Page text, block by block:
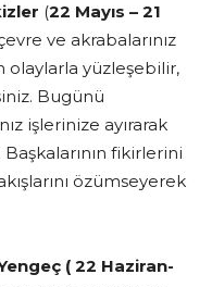
(22 Mayıs – 21
ve akrabalarınız
olaylarla yüzleşebilir,
Bugünü
işlerinize ayırarak
fikirlerini
özümseyerek
( 22 Haziran-